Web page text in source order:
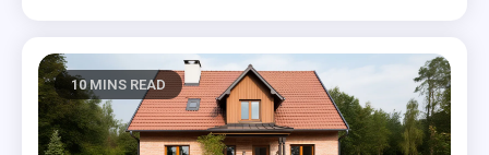
10 MINS READ